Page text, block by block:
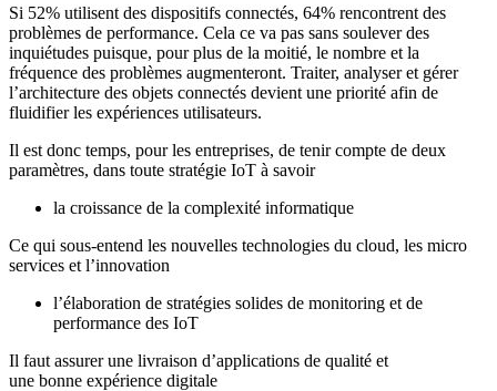
Si 52% utilisent des dispositifs connectés, 64% rencontrent des
problèmes de performance. Cela ce va pas sans soulever des
inquiétudes puisque, pour plus de la moitié, le nombre et la
fréquence des problèmes augmenteront. Traiter, analyser et gérer
l’architecture des objets connectés devient une priorité afin de
fluidifier les expériences utilisateurs.
Il est donc temps, pour les entreprises, de tenir compte de deux
paramètres, dans toute stratégie IoT à savoir
la croissance de la complexité informatique
Ce qui sous-entend les nouvelles technologies du cloud, les micro
services et l’innovation
l’élaboration de stratégies solides de monitoring et de
performance des IoT
Il faut assurer une livraison d’applications de qualité et
une bonne expérience digitale